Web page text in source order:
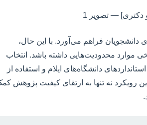
فراهم می‌آورد. با این حال،
محدودیت‌هایی داشته باشد. انتخاب
دانشگاه‌های ایلام و استفاده از
رویکرد نه تنها به ارتقای کیفیت پژوهش